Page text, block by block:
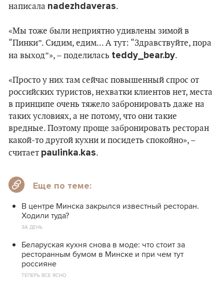
написала nadezhdaveras.
«Мы тоже были неприятно удивлены зимой в
“Пинки”. Сидим, едим... А тут: “Здравствуйте, пора
на выход”», – поделилась teddy_bear.by.
«Просто у них там сейчас повышенный спрос от
российских туристов, нехватки клиентов нет, места
в принципе очень тяжело забронировать даже на
таких условиях, а не потому, что они такие
вредные. Поэтому проще забронировать ресторан
какой-то другой кухни и посидеть спокойно», –
считает paulinka.kas.
Еще по теме:
В центре Минска закрылся известный ресторан.
Ходили туда?
ЗА ДЕНЬ
Беларуская кухня снова в моде: что стоит за
ресторанным бумом в Минске и при чем тут
россияне
ТЕПЕРЬ ВСЕ ЯСНО